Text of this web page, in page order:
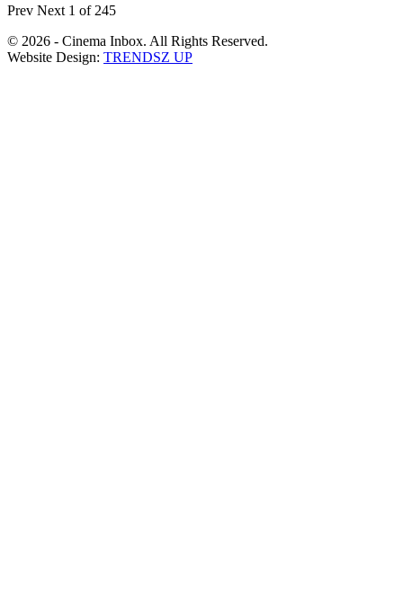
Prev Next 1 of 245
© 2026 - Cinema Inbox. All Rights Reserved.
Website Design: TRENDSZ UP